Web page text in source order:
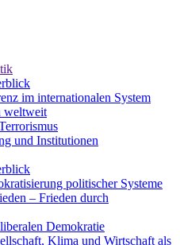
im internationalen System
weltweit
und Institutionen
politischer Systeme
– Frieden durch
Demokratie
Klima und Wirtschaft als